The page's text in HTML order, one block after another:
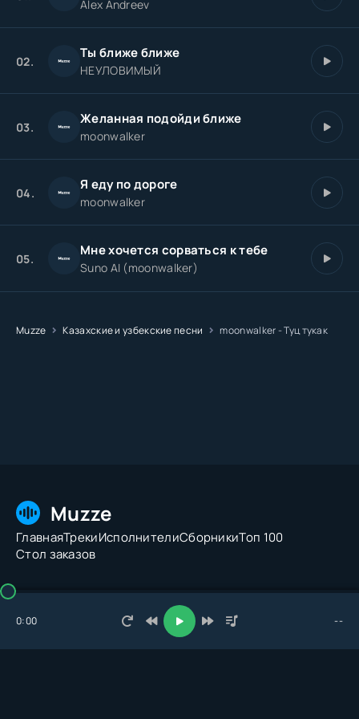
Туц тукак с бадунац туц
Я всё ещё в здравии
Alex Andreev
02. Ты ближе ближе
НЕУЛОВИМЫЙ
03. Желанная подойди ближе
moonwalker
04. Я еду по дороге
moonwalker
05. Мне хочется сорваться к тебе
Suno AI (moonwalker)
Muzze Казахские и узбекские песни moonwalker - Туц тукак
Muzze
ГлавнаяТрекиИсполнителиСборникиТоп 100
Стол заказов
© 2026 Muzze.net. Все права защищены. Администрация:
0:00 --